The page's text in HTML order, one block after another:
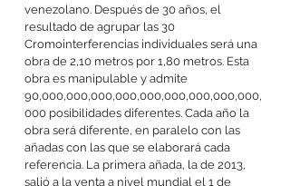
venezolano. Después de 30 años, el
resultado de agrupar las 30
Cromointerferencias individuales será una
obra de 2,10 metros por 1,80 metros. Esta
obra es manipulable y admite
90,000,000,000,000,000,000,000,000,000,
000 posibilidades diferentes. Cada año la
obra será diferente, en paralelo con las
añadas con las que se elaborará cada
referencia. La primera añada, la de 2013,
salió a la venta a nivel mundial el 1 de